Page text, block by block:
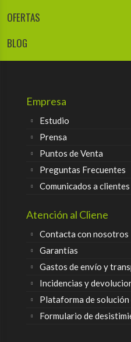
OFERTAS
BLOG
Empresa
Estudio
Prensa
Puntos de Venta
Preguntas Frecuentes
Comunicados a clientes
Atención al Cliene
Contacta con nosotros
Garantías
Gastos de envío y
Incidencias y
Plataforma de
Formulario de